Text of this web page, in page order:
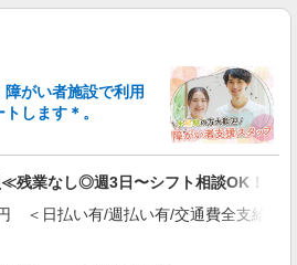
がい者施設で利用
します＊。
残業なし◎週3日〜シフト相談OK！≫
＜日払い有/週払い有/交通費全支給(ガ